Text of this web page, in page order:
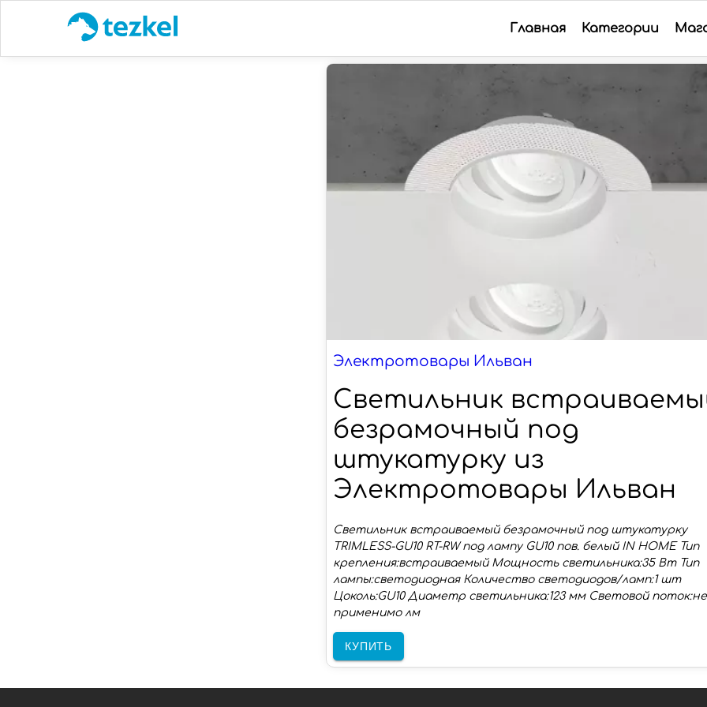
Главная Категории
Электротовары Ильван
Светильник
безрамочный под
штукатурку из
Электротовары Ильван
Светильник встраиваемый безрамочный под штукатурку
TRIMLESS-GU10 RT-RW под лампу GU10 пов. белый IN HOME Тип
крепления:встраиваемый Мощность светильника:35 Вт Тип
лампы:светодиодная Количество светодиодов/ламп:1 шт
Цоколь:GU10 Диаметр светильника:123 мм Световой поток:не
применимо лм
КУПИТЬ